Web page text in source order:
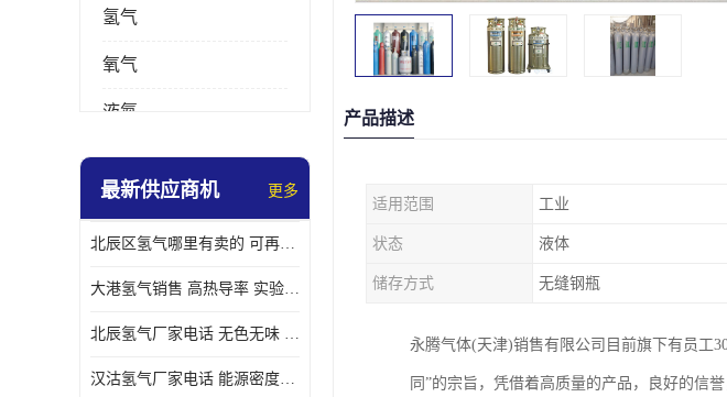
氢气
氧气
液氮
乙炔
最新供应商机 更多
北辰区氢气哪里有卖的 可再生 实验室应用
大港氢气销售 高热导率 实验室应用
北辰氢气厂家电话 无色无味 凝点为-259
汉沽氢气厂家电话 能源密度高 储存和传输便利
产品描述
适用范围 工业
状态 液体
储存方式 无缝钢瓶
永腾气体(天津)销售有限公司目前旗下有员工
同”的宗旨，凭借着高质量的产品，良好的信